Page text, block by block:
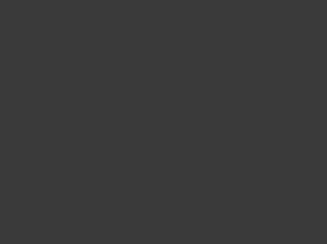
提前预约）
需提前预约）
（需提前预约）